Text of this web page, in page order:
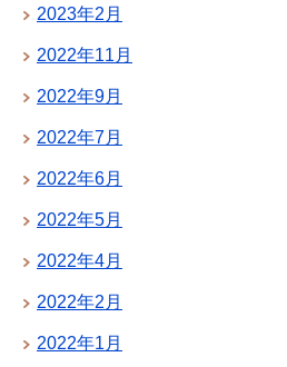
2023年2月
2022年11月
2022年9月
2022年7月
2022年6月
2022年5月
2022年4月
2022年2月
2022年1月